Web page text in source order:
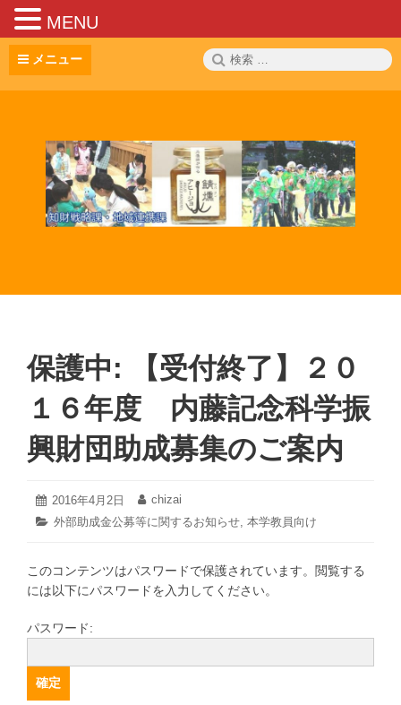
コ
メニュー
検
索:
保護中: 【受付終了】２０
１６年度 内藤記念科学振
興財団助成募集のご案内
投
稿
2016年4月2日
2021
年
3
日
投
稿
chizai
カ
リ
ー:
外部助成金公募等に関するお知らせ, 本学教員向け
このコンテンツはパスワードで保護されています。閲覧する
には以下にパスワードを入力してください。
パスワード:
MENU